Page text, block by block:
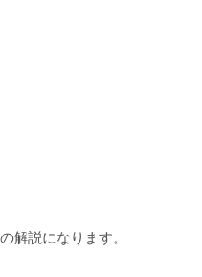
解説になります。